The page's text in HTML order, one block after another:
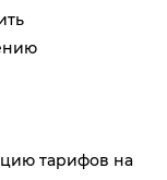
тарифов на